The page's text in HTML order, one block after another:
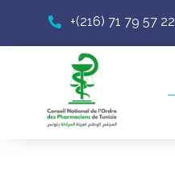
+(216) 71 79 57 22